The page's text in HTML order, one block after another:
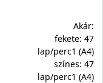
Akár:
fekete: 47
lap/perc1 (A4)
színes: 47
lap/perc1 (A4)